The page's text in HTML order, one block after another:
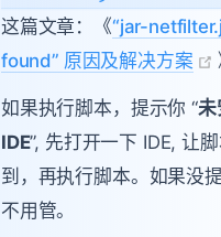
这篇文章：《“jar-
found” 原因及解决方案
如果执行脚本，提示你 “未
IDE”, 先打开一下 IDE, 让脚
到，再执行脚本。如果没
不用管。